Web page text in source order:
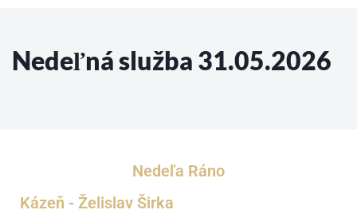
Nedeľná služba 31.05.2026
Nedeľa Ráno
Kázeň - Želislav Širka